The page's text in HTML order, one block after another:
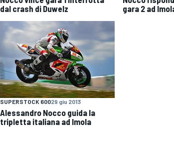
dal crash di Duwelz
gara 2 ad
SUPERSTOCK 60029 giu 2013
Alessandro Nocco guida la
tripletta italiana ad Imola